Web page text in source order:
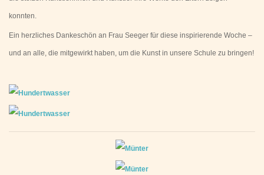
konnten.
Ein herzliches Dankeschön an Frau Seeger für diese inspirierende Woche –
und an alle, die mitgewirkt haben, um die Kunst in unsere Schule zu bringen!